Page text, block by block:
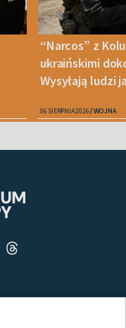
“Narcos” z
ukraińskimi
Wysyłają ludzi
06 SIERPNIA 2026 WOJNA